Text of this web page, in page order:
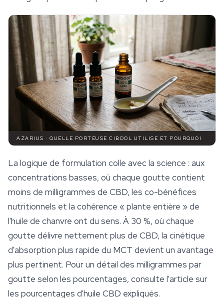
AZARIUS · QUELLE PORTEUSE CIBDOL UTILISE ET POURQUOI
La logique de formulation colle avec la science : aux
concentrations basses, où chaque goutte contient
moins de milligrammes de CBD, les co-bénéfices
nutritionnels et la cohérence « plante entière » de
l'huile de chanvre ont du sens. À 30 %, où chaque
goutte délivre nettement plus de CBD, la cinétique
d'absorption plus rapide du MCT devient un avantage
plus pertinent. Pour un détail des milligrammes par
goutte selon les pourcentages, consulte l'article sur
les pourcentages d'huile CBD expliqués.